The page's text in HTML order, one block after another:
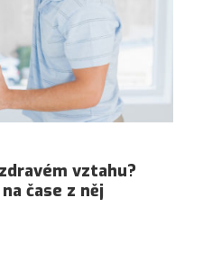
vztahu?
čase z něj